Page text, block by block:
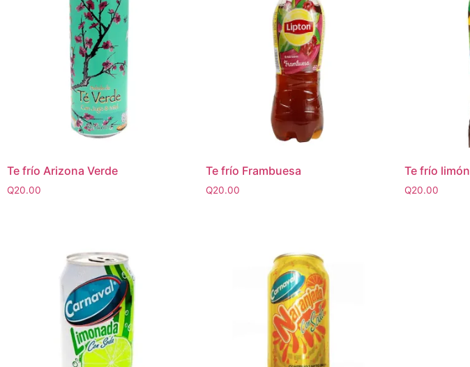
Te frío Arizona Verde
Q20.00
Te frío Frambuesa
Q20.00
Te frío limón
Q20.00